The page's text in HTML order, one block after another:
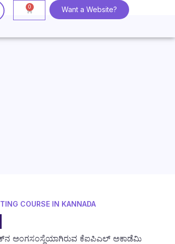
Want a Website?
COURSE IN KANNADA
ಅಂಗಸಂಸ್ಥೆಯಾಗಿರುವ ಕೆಐಪಿಎಲ್ ಅಕಾಡೆಮಿ